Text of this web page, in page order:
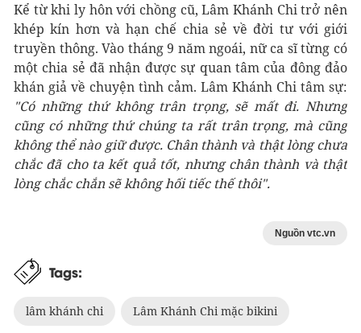
Kể từ khi ly hôn với chồng cũ, Lâm Khánh Chi trở nên
khép kín hơn và hạn chế chia sẻ về đời tư với giới
truyền thông. Vào tháng 9 năm ngoái, nữ ca sĩ từng có
một chia sẻ đã nhận được sự quan tâm của đông đảo
khán giả về chuyện tình cảm. Lâm Khánh Chi tâm sự:
"Có những thứ không trân trọng, sẽ mất đi. Nhưng
cũng có những thứ chúng ta rất trân trọng, mà cũng
không thể nào giữ được. Chân thành và thật lòng chưa
chắc đã cho ta kết quả tốt, nhưng chân thành và thật
lòng chắc chắn sẽ không hối tiếc thế thôi".
Nguồn vtc.vn
Tags:
lâm khánh chi Lâm Khánh Chi mặc bikini